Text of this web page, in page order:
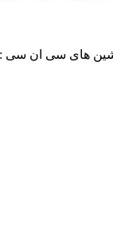
: ۰۹۱۰۱۹۹۷۴۷۰ شماره همراه واحد تعمیرات : ۰۹۳۸۳۵۲۷۴۵۱